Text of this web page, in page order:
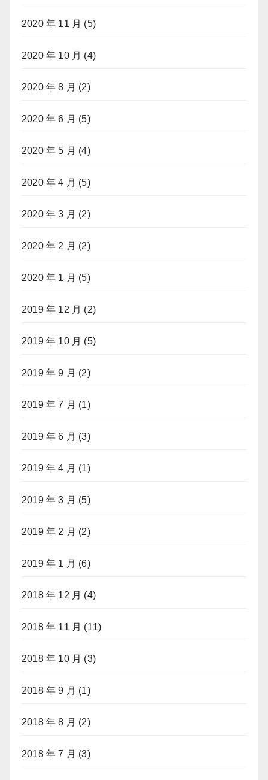
2020 年 11 月 (5)
2020 年 10 月 (4)
2020 年 8 月 (2)
2020 年 6 月 (5)
2020 年 5 月 (4)
2020 年 4 月 (5)
2020 年 3 月 (2)
2020 年 2 月 (2)
2020 年 1 月 (5)
2019 年 12 月 (2)
2019 年 10 月 (5)
2019 年 9 月 (2)
2019 年 7 月 (1)
2019 年 6 月 (3)
2019 年 4 月 (1)
2019 年 3 月 (5)
2019 年 2 月 (2)
2019 年 1 月 (6)
2018 年 12 月 (4)
2018 年 11 月 (11)
2018 年 10 月 (3)
2018 年 9 月 (1)
2018 年 8 月 (2)
2018 年 7 月 (3)